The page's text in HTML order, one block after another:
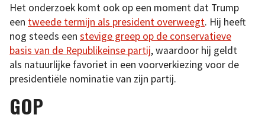
Het onderzoek komt ook op een moment dat Trump
een tweede termijn als president overweegt. Hij heeft
nog steeds een stevige greep op de conservatieve
basis van de Republikeinse partij, waardoor hij geldt
als natuurlijke favoriet in een voorverkiezing voor de
presidentiële nominatie van zijn partij.
GOP